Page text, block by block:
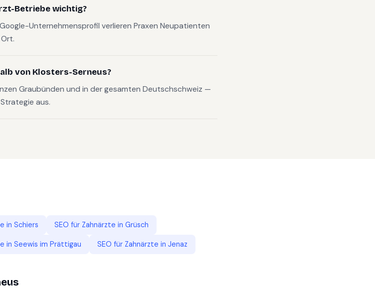
Betriebe wichtig?
Unternehmensprofil verlieren Praxen Neupatienten
von Klosters-Serneus?
Graubünden und in der gesamten Deutschschweiz —
aus.
in Schiers SEO für Zahnärzte in Grüsch
in Seewis im Prättigau SEO für Zahnärzte in Jenaz